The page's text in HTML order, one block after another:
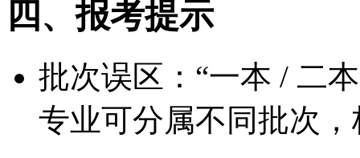
四、报考提示
批次误区：“一本 / 二
专业可分属不同批次